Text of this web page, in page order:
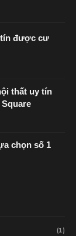
được cư
thất uy tín
chọn số 1
(1)